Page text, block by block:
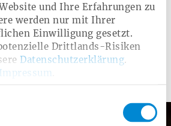
und Ihre Erfahrungen zu
werden nur mit Ihrer
Einwilligung gesetzt.
Drittlands-Risiken
Datenschutzerklärung.
Impressum
Zytomegalie-Test